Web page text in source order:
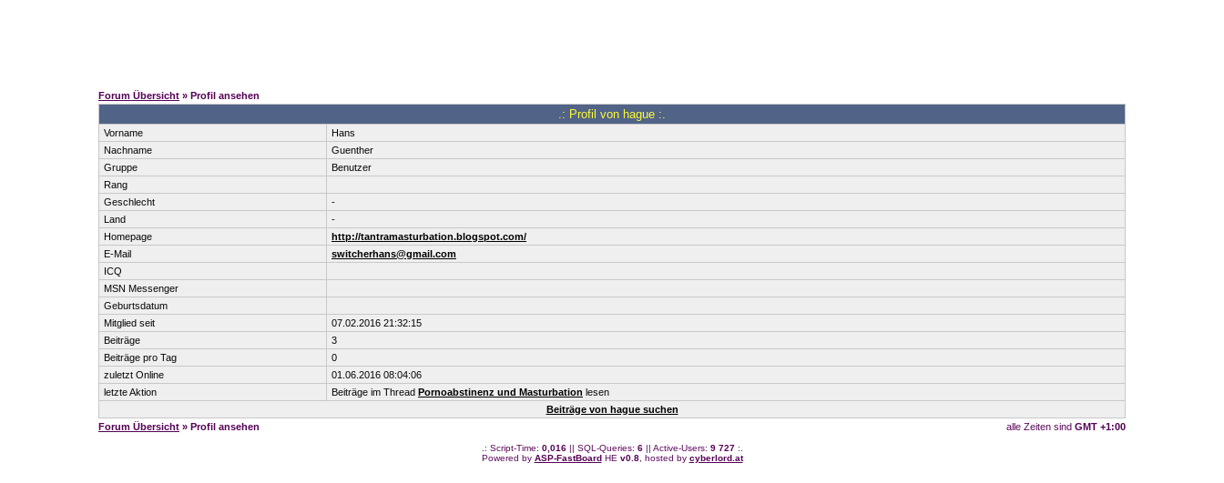
Forum Übersicht » Profil ansehen
.: Profil von hague :.
Vorname
Hans
Nachname
Guenther
Gruppe
Benutzer
Rang
Geschlecht
-
Land
-
Homepage
http://tantramasturbation.blogspot.com/
E-Mail
switcherhans@gmail.com
ICQ
MSN Messenger
Geburtsdatum
Mitglied seit
07.02.2016 21:32:15
Beiträge
3
Beiträge pro Tag
0
zuletzt Online
01.06.2016 08:04:06
letzte Aktion
Beiträge im Thread Pornoabstinenz und Masturbation lesen
Beiträge von hague suchen
Forum Übersicht » Profil ansehen alle Zeiten sind GMT +1:00
.: Script-Time: 0,016|| SQL-Queries: 6|| Active-Users: 9 727:.
Powered by ASP-FastBoardHE v0.8, hosted by cyberlord.at